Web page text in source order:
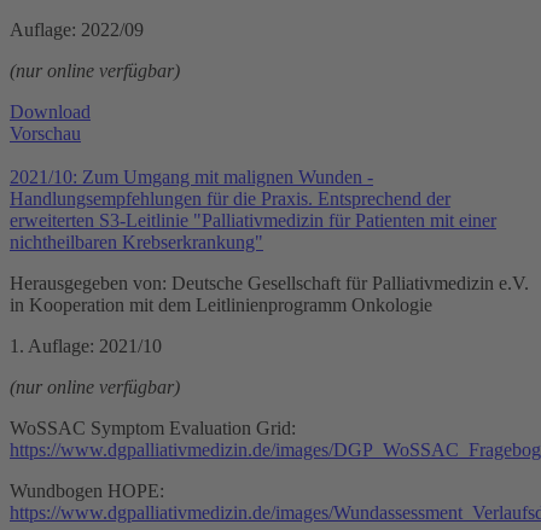
Auflage: 2022/09
(nur online verfügbar)
Download
Vorschau
2021/10: Zum Umgang mit malignen Wunden -
Handlungsempfehlungen für die Praxis. Entsprechend der
erweiterten S3-Leitlinie "Palliativmedizin für Patienten mit einer
nichtheilbaren Krebserkrankung"
Herausgegeben von: Deutsche Gesellschaft für Palliativmedizin e.V.
in Kooperation mit dem Leitlinienprogramm Onkologie
1. Auflage: 2021/10
(nur online verfügbar)
WoSSAC Symptom Evaluation Grid:
https://www.dgpalliativmedizin.de/images/
Wundbogen HOPE:
https://www.dgpalliativmedizin.de/images/